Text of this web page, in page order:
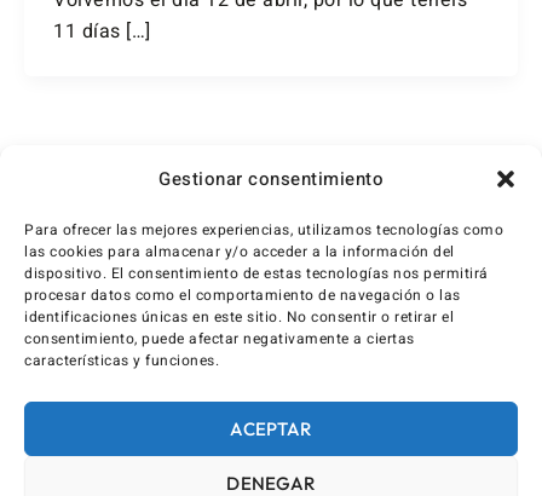
Gestionar consentimiento
Para ofrecer las mejores experiencias, utilizamos tecnologías como
las cookies para almacenar y/o acceder a la información del
dispositivo. El consentimiento de estas tecnologías nos permitirá
procesar datos como el comportamiento de navegación o las
identificaciones únicas en este sitio. No consentir o retirar el
consentimiento, puede afectar negativamente a ciertas
características y funciones.
ACEPTAR
DENEGAR
11 días […]
Anterior 1 … 6